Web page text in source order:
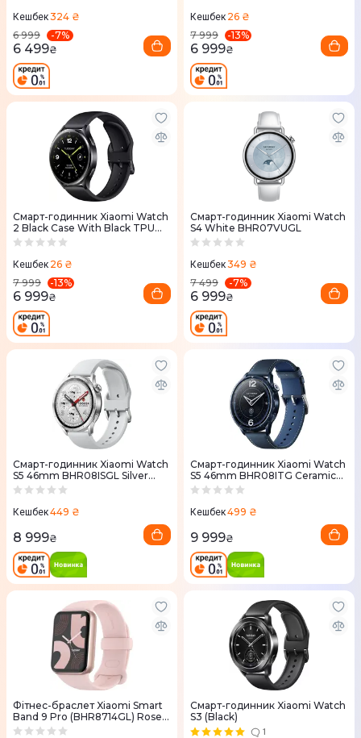
Кешбек324 ₴
6 999
-7%
6 499₴
Кешбек 26 ₴
7 999
-13%
6 999₴
Смарт-годинник Xiaomi Watch
2 Black Case With Black TPU
Strap
Кешбек 26 ₴
7 999
-13%
6 999₴
Смарт-годинник Xiaomi Watch
S4 White BHR07VUGL
Кешбек349 ₴
7 499
-7%
6 999₴
Смарт-годинник Xiaomi Watch
S5 46mm BHR08ISGL Silver
Срібний
Кешбек449 ₴
8 999₴
Смарт-годинник Xiaomi Watch
S5 46mm BHR08ITG Ceramic
Blue Кераміка Синій
Кешбек499 ₴
9 999₴
Фітнес-браслет Xiaomi Smart
Band 9 Pro (BHR8714GL) Rose
Gold
Смарт-годинник Xiaomi Watch
S3 (Black)
1